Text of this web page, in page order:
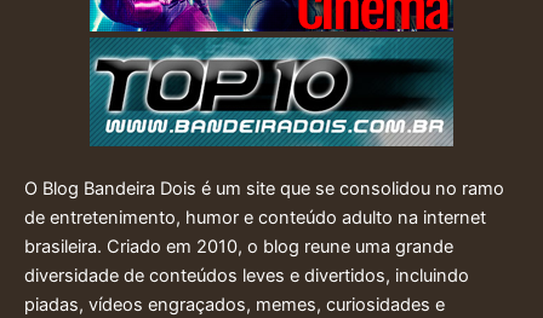
O Blog Bandeira Dois é um site que se consolidou no ramo
de entretenimento, humor e conteúdo adulto na internet
brasileira. Criado em 2010, o blog reune uma grande
diversidade de conteúdos leves e divertidos, incluindo
piadas, vídeos engraçados, memes, curiosidades e